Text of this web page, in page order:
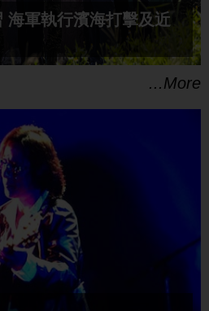
海軍執行濱海打擊及近
...More